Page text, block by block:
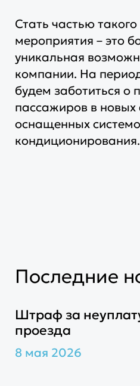
Стать частью
мероприятия – это
уникальная
компании. На
будем заботиться о
пассажиров в новых
оснащенных
кондиционирования.
Последние
Штраф за
проезда
8 мая 2026